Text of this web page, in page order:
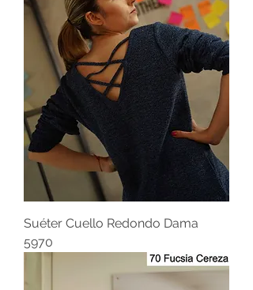
Suéter Cuello Redondo Dama
5970